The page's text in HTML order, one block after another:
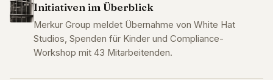
Initiativen im Überblick
Merkur Group meldet Übernahme von White Hat
Studios, Spenden für Kinder und Compliance-
Workshop mit 43 Mitarbeitenden.